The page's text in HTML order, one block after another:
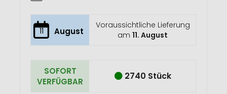
11 August
Voraussichtliche Lieferung
am11. August
SOFORT
VERFÜGBAR
2740 Stück